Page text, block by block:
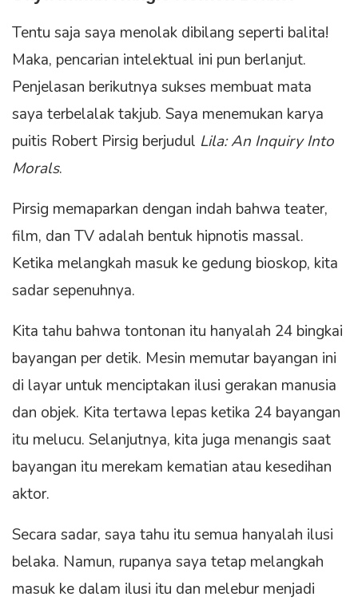
Tentu saja saya menolak dibilang seperti balita!
Maka, pencarian intelektual ini pun berlanjut.
Penjelasan berikutnya sukses membuat mata
saya terbelalak takjub. Saya menemukan karya
puitis Robert Pirsig berjudul Lila: An Inquiry Into
Morals.
Pirsig memaparkan dengan indah bahwa teater,
film, dan TV adalah bentuk hipnotis massal.
Ketika melangkah masuk ke gedung bioskop, kita
sadar sepenuhnya.
Kita tahu bahwa tontonan itu hanyalah 24 bingkai
bayangan per detik. Mesin memutar bayangan ini
di layar untuk menciptakan ilusi gerakan manusia
dan objek. Kita tertawa lepas ketika 24 bayangan
itu melucu. Selanjutnya, kita juga menangis saat
bayangan itu merekam kematian atau kesedihan
aktor.
Secara sadar, saya tahu itu semua hanyalah ilusi
belaka. Namun, rupanya saya tetap melangkah
masuk ke dalam ilusi itu dan melebur menjadi